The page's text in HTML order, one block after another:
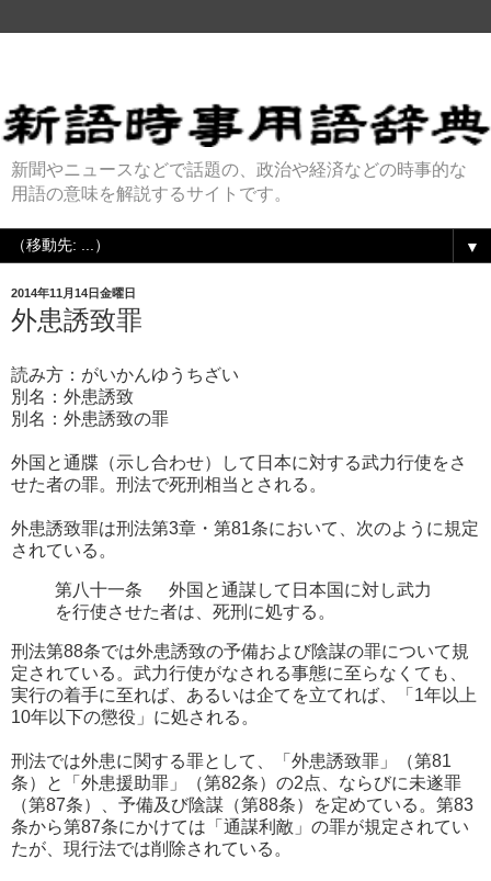
新聞やニュースなどで話題の、政治や経済などの時事的な
用語の意味を解説するサイトです。
▼
2014年11月14日金曜日
外患誘致罪
読み方：がいかんゆうちざい
別名：外患誘致
別名：外患誘致の罪
外国と通牒（示し合わせ）して日本に対する武力行使をさ
せた者の罪。刑法で死刑相当とされる。
外患誘致罪は刑法第3章・第81条において、次のように規定
されている。
第八十一条 外国と通謀して日本国に対し武力
を行使させた者は、死刑に処する。
刑法第88条では外患誘致の予備および陰謀の罪について規
定されている。武力行使がなされる事態に至らなくても、
実行の着手に至れば、あるいは企てを立てれば、「1年以上
10年以下の懲役」に処される。
刑法では外患に関する罪として、「外患誘致罪」（第81
条）と「外患援助罪」（第82条）の2点、ならびに未遂罪
（第87条）、予備及び陰謀（第88条）を定めている。第83
条から第87条にかけては「通謀利敵」の罪が規定されてい
たが、現行法では削除されている。